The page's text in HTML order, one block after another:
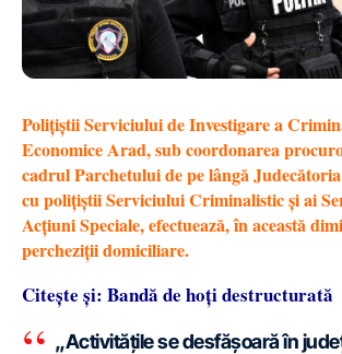
Polițiștii Serviciului de Investigare a
Economice Arad, sub coordonarea
cadrul Parchetului de pe lângă
cu polițiștii Serviciului Criminalistic și ai
Acțiuni Speciale, efectuează, în această
percheziții domiciliare.
Citește și: Bandă de hoți destructurată
„Activitățile se desfășoară în